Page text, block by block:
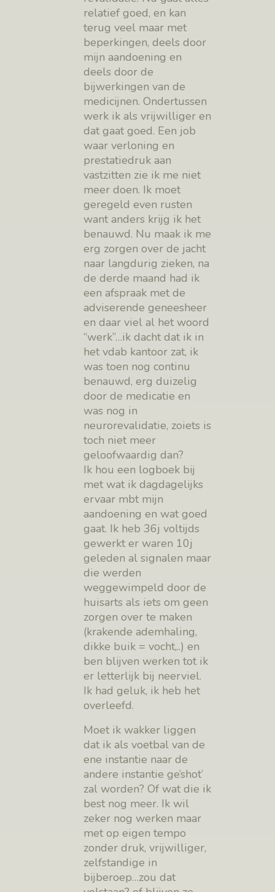
relatief goed, en kan
terug veel maar met
beperkingen, deels door
mijn aandoening en
deels door de
bijwerkingen van de
medicijnen. Ondertussen
werk ik als vrijwilliger en
dat gaat goed. Een job
waar verloning en
prestatiedruk aan
vastzitten zie ik me niet
meer doen. Ik moet
geregeld even rusten
want anders krijg ik het
benauwd. Nu maak ik me
erg zorgen over de jacht
naar langdurig zieken, na
de derde maand had ik
een afspraak met de
adviserende geneesheer
en daar viel al het woord
“werk”…ik dacht dat ik in
het vdab kantoor zat, ik
was toen nog continu
benauwd, erg duizelig
door de medicatie en
was nog in
neurorevalidatie, zoiets is
toch niet meer
geloofwaardig dan?
Ik hou een logboek bij
met wat ik dagdagelijks
ervaar mbt mijn
aandoening en wat goed
gaat. Ik heb 36j voltijds
gewerkt er waren 10j
geleden al signalen maar
die werden
weggewimpeld door de
huisarts als iets om geen
zorgen over te maken
(krakende ademhaling,
dikke buik = vocht,..) en
ben blijven werken tot ik
er letterlijk bij neerviel.
Ik had geluk, ik heb het
overleefd.
Moet ik wakker liggen
dat ik als voetbal van de
ene instantie naar de
andere instantie ge’shot’
zal worden? Of wat die ik
best nog meer. Ik wil
zeker nog werken maar
met op eigen tempo
zonder druk, vrijwilliger,
zelfstandige in
bijberoep…zou dat